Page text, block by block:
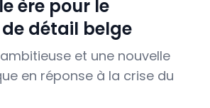
ère pour le
détail belge
et une nouvelle
en réponse à la crise du